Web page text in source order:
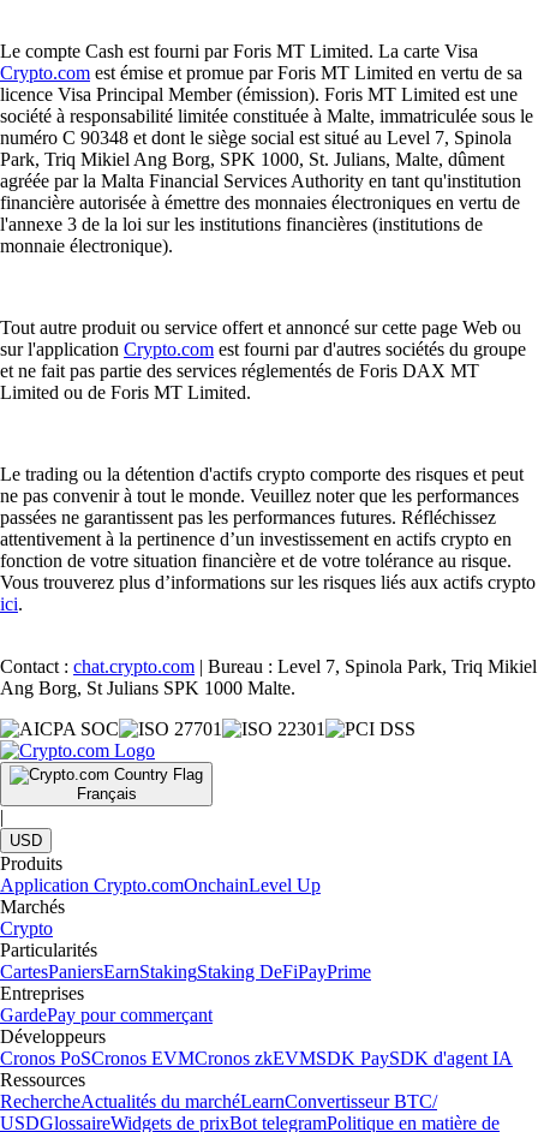
Le compte Cash est fourni par Foris MT Limited. La carte Visa
Crypto.com est émise et promue par Foris MT Limited en vertu de sa
licence Visa Principal Member (émission). Foris MT Limited est une
société à responsabilité limitée constituée à Malte, immatriculée sous le
numéro C 90348 et dont le siège social est situé au Level 7, Spinola
Park, Triq Mikiel Ang Borg, SPK 1000, St. Julians, Malte, dûment
agréée par la Malta Financial Services Authority en tant qu'institution
financière autorisée à émettre des monnaies électroniques en vertu de
l'annexe 3 de la loi sur les institutions financières (institutions de
monnaie électronique).
Tout autre produit ou service offert et annoncé sur cette page Web ou
sur l'application Crypto.com est fourni par d'autres sociétés du groupe
et ne fait pas partie des services réglementés de Foris DAX MT
Limited ou de Foris MT Limited.
Le trading ou la détention d'actifs crypto comporte des risques et peut
ne pas convenir à tout le monde. Veuillez noter que les performances
passées ne garantissent pas les performances futures. Réfléchissez
attentivement à la pertinence d’un investissement en actifs crypto en
fonction de votre situation financière et de votre tolérance au risque.
Vous trouverez plus d’informations sur les risques liés aux actifs crypto
ici.
Contact : chat.crypto.com | Bureau : Level 7, Spinola Park, Triq Mikiel
Ang Borg, St Julians SPK 1000 Malte.
Français
|
USD
Produits
Application Crypto.comOnchainLevel Up
Marchés
Crypto
Particularités
CartesPaniersEarnStakingStaking DeFiPayPrime
Entreprises
GardePay pour commerçant
Développeurs
Cronos PoSCronos EVMCronos zkEVMSDK PaySDK d'agent IA
Ressources
RechercheActualités du marchéLearnConvertisseur BTC/
USDGlossaireWidgets de prixBot telegramPolitique en matière de